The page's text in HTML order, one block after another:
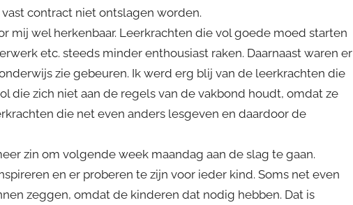
contract niet ontslagen worden.
mij wel herkenbaar. Leerkrachten die vol goede moed starten
etc. steeds minder enthousiast raken. Daarnaast waren er
zie gebeuren. Ik werd erg blij van de leerkrachten die
die zich niet aan de regels van de vakbond houdt, omdat ze
die net even anders lesgeven en daardoor de
zin om volgende week maandag aan de slag te gaan.
en er proberen te zijn voor ieder kind. Soms net even
zeggen, omdat de kinderen dat nodig hebben. Dat is